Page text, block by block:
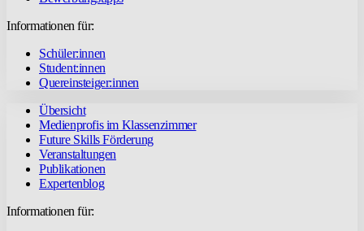
Informationen für:
Schüler:innen
Student:innen
Quereinsteiger:innen
Übersicht
Medienprofis im Klassenzimmer
Future Skills Förderung
Veranstaltungen
Publikationen
Expertenblog
Informationen für: